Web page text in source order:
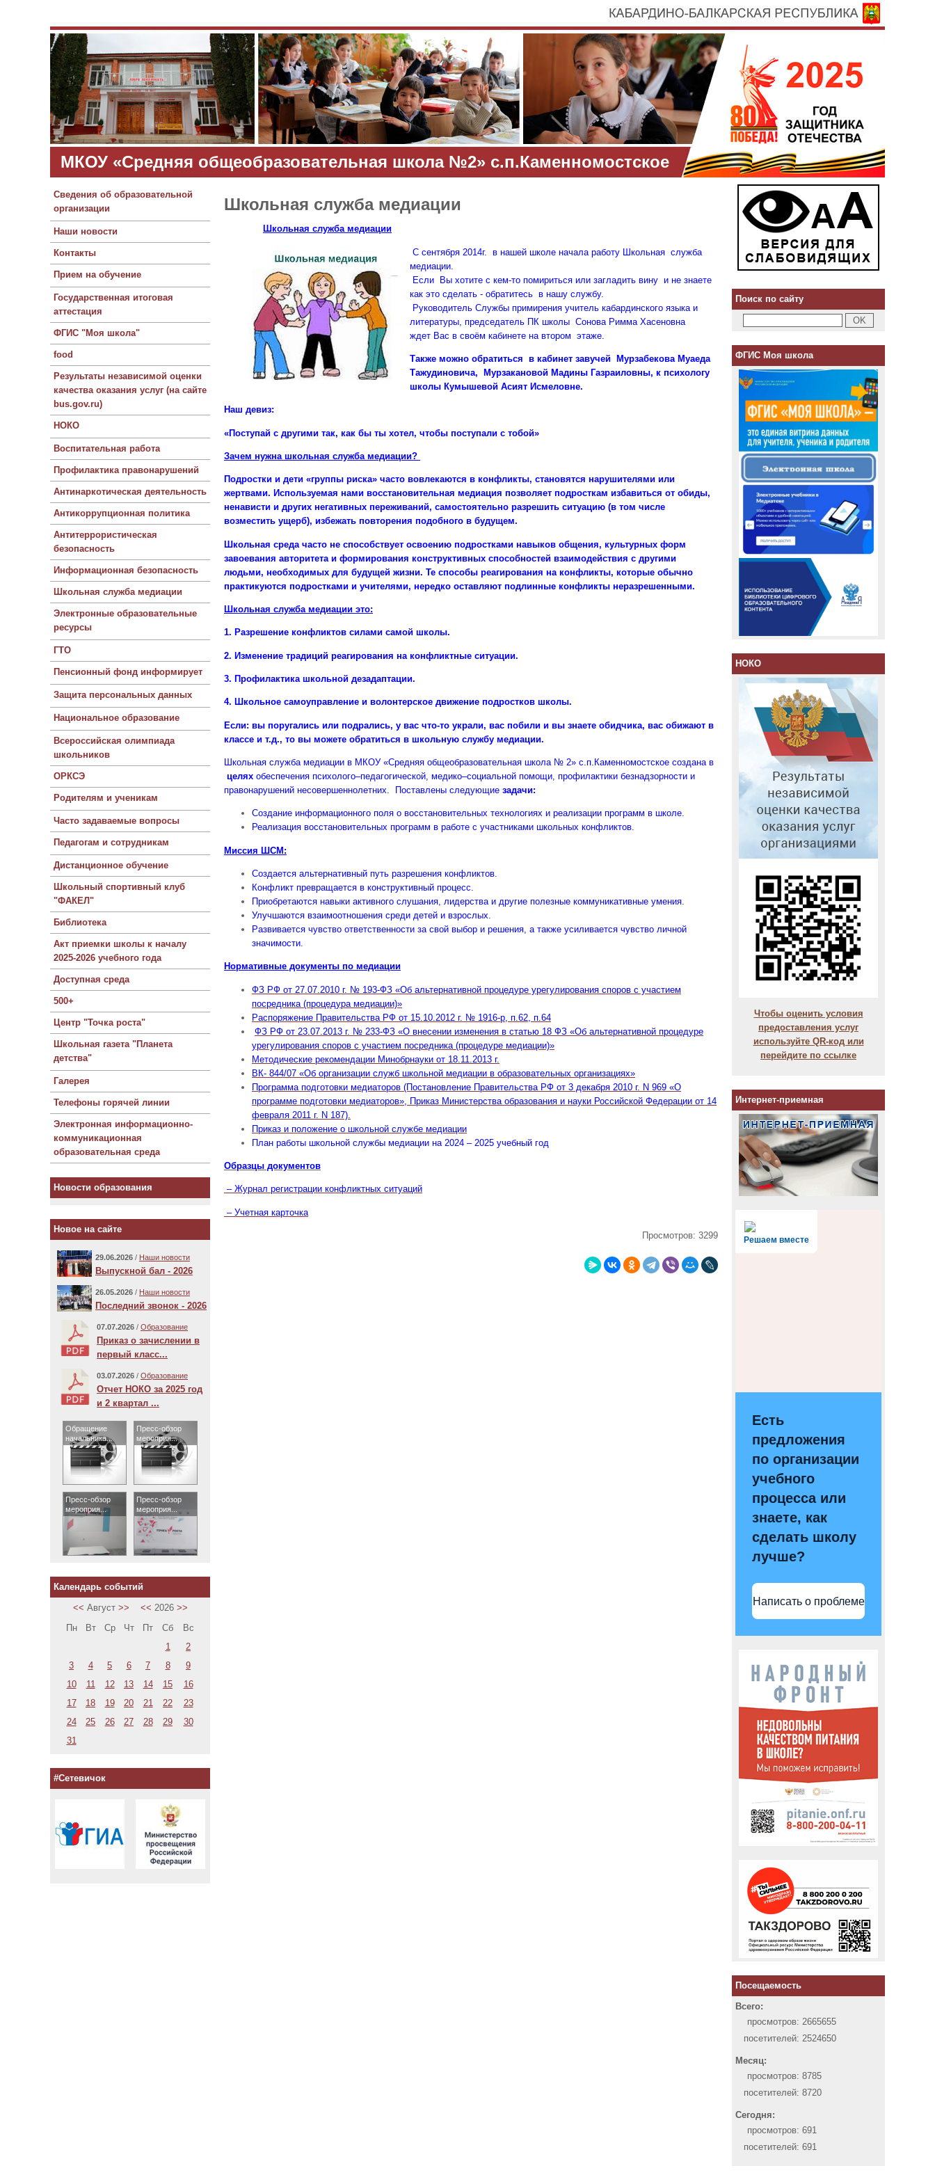
МКОУ «Средняя общеобразовательная школа №2» с.п.Каменномостское
Сведения об образовательной
организации
Наши новости
Контакты
Прием на обучение
Государственная итоговая
аттестация
ФГИС "Моя школа"
food
Результаты независимой оценки
качества оказания услуг (на сайте
bus.gov.ru)
НОКО
Воспитательная работа
Профилактика правонарушений
Антинаркотическая деятельность
Антикоррупционная политика
Антитеррористическая
безопасность
Информационная безопасность
Школьная служба медиации
Электронные образовательные
ресурсы
ГТО
Пенсионный фонд информирует
Защита персональных данных
Национальное образование
Всероссийская олимпиада
школьников
ОРКСЭ
Родителям и ученикам
Часто задаваемые вопросы
Педагогам и сотрудникам
Дистанционное обучение
Школьный спортивный клуб
"ФАКЕЛ"
Библиотека
Акт приемки школы к началу
2025-2026 учебного года
Доступная среда
500+
Центр "Точка роста"
Школьная газета "Планета
детства"
Галерея
Телефоны горячей линии
Электронная информационно-
коммуникационная
образовательная среда
Новости образования
Новое на сайте
29.06.2026 / Наши новости
Выпускной бал - 2026
26.05.2026 / Наши новости
Последний звонок - 2026
07.07.2026 / Образование
Приказ о зачислении в
первый класс...
03.07.2026 / Образование
Отчет НОКО за 2025 год
и 2 квартал ...
Обращение
начальника...
Пресс-обзор
мероприя...
Пресс-обзор
мероприя...
Пресс-обзор
мероприя...
Календарь событий
<< Август >> << 2026 >>
Пн
Вт Ср Чт Пт Сб
Вс
1
2
3
4 5 6 7 8
9
10
11 12 13 14 15
16
17
18 19 20 21 22
23
24
25 26 27 28 29
30
31
#Сетевичок
Школьная служба медиации
Школьная служба медиации
С сентября 2014г. в нашей школе начала работу Школьная служба
медиации.
Если Вы хотите с кем-то помириться или загладить вину и не знаете
как это сделать - обратитесь в нашу службу.
Руководитель Службы примирения учитель кабардинского языка и
литературы, председатель ПК школы Сонова Римма Хасеновна
ждет Вас в своём кабинете на втором этаже.
Также можно обратиться в кабинет завучей Мурзабекова Муаеда
Тажудиновича, Мурзакановой Мадины Газраиловны, к психологу
школы Кумышевой Асият Исмеловне.
Наш девиз:
«Поступай с другими так, как бы ты хотел, чтобы поступали с тобой»
Зачем нужна школьная служба медиации?
Подростки и дети «группы риска» часто вовлекаются в конфликты, становятся нарушителями или
жертвами. Используемая нами восстановительная медиация позволяет подросткам избавиться от обиды,
ненависти и других негативных переживаний, самостоятельно разрешить ситуацию (в том числе
возместить ущерб), избежать повторения подобного в будущем.
Школьная среда часто не способствует освоению подростками навыков общения, культурных форм
завоевания авторитета и формирования конструктивных способностей взаимодействия с другими
людьми, необходимых для будущей жизни. Те способы реагирования на конфликты, которые обычно
практикуются подростками и учителями, нередко оставляют подлинные конфликты неразрешенными.
Школьная служба медиации это:
1. Разрешение конфликтов силами самой школы.
2. Изменение традиций реагирования на конфликтные ситуации.
3. Профилактика школьной дезадаптации.
4. Школьное самоуправление и волонтерское движение подростков школы.
Если: вы поругались или подрались, у вас что-то украли, вас побили и вы знаете обидчика, вас обижают в
классе и т.д., то вы можете обратиться в школьную службу медиации.
Школьная служба медиации в МКОУ «Средняя общеобразовательная школа № 2» с.п.Каменномостское создана в
целях обеспечения психолого–педагогической, медико–социальной помощи, профилактики безнадзорности и
правонарушений несовершеннолетних. Поставлены следующие задачи:
Создание информационного поля о восстановительных технологиях и реализации программ в школе.
Реализация восстановительных программ в работе с участниками школьных конфликтов.
Миссия ШСМ:
Создается альтернативный путь разрешения конфликтов.
Конфликт превращается в конструктивный процесс.
Приобретаются навыки активного слушания, лидерства и другие полезные коммуникативные умения.
Улучшаются взаимоотношения среди детей и взрослых.
Развивается чувство ответственности за свой выбор и решения, а также усиливается чувство личной
значимости.
Нормативные документы по медиации
ФЗ РФ от 27.07.2010 г. № 193-ФЗ «Об альтернативной процедуре урегулирования споров с участием
посредника (процедура медиации)»
Распоряжение Правительства РФ от 15.10.2012 г. № 1916-р, п.62, п.64
ФЗ РФ от 23.07.2013 г. № 233-ФЗ «О внесении изменения в статью 18 ФЗ «Об альтернативной процедуре
урегулирования споров с участием посредника (процедуре медиации)»
Методические рекомендации Минобрнауки от 18.11.2013 г.
ВК- 844/07 «Об организации служб школьной медиации в образовательных организациях»
Программа подготовки медиаторов (Постановление Правительства РФ от 3 декабря 2010 г. N 969 «О
программе подготовки медиаторов», Приказ Министерства образования и науки Российской Федерации от 14
февраля 2011 г. N 187).
Приказ и положение о школьной службе медиации
План работы школьной службы медиации на 2024 – 2025 учебный год
Образцы документов
– Журнал регистрации конфликтных ситуаций
– Учетная карточка
Просмотров: 3299
Поиск по сайту
ФГИС Моя школа
НОКО
Чтобы оценить условия
предоставления услуг
используйте QR-код или
перейдите по ссылке
Интернет-приемная
Решаем вместе
Есть
предложения
по организации
учебного
процесса или
знаете, как
сделать школу
лучше?
Написать о проблеме
Посещаемость
Всего:
просмотров: 2665655
посетителей: 2524650
Месяц:
просмотров: 8785
посетителей: 8720
Сегодня:
просмотров: 691
посетителей: 691